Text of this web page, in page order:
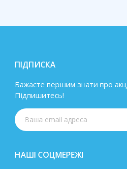
ПІДПИСКА
Бажаєте першим знати про
Підпишитесь!
НАШІ СОЦМЕРЕЖІ